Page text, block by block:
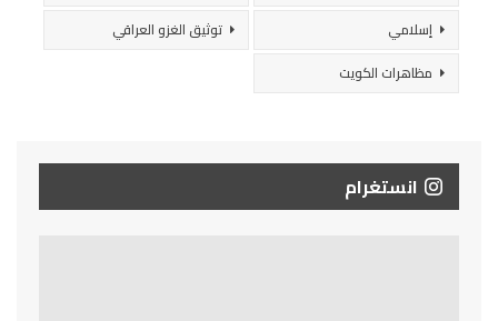
إسلامي
توثيق الغزو العراقي
مظاهرات الكويت
انستغرام